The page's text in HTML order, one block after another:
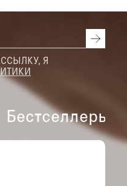
Я
Бестселлеры